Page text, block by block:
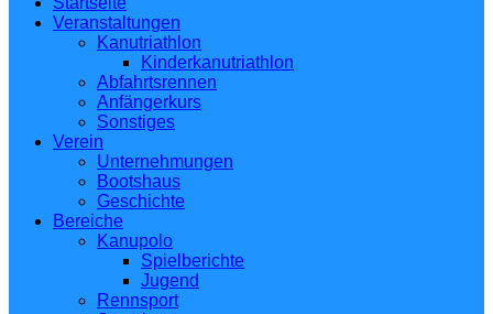
Veranstaltungen
Kanutriathlon
Kinderkanutriathlon
Abfahrtsrennen
Anfängerkurs
Sonstiges
Verein
Unternehmungen
Bootshaus
Geschichte
Bereiche
Kanupolo
Spielberichte
Jugend
Rennsport